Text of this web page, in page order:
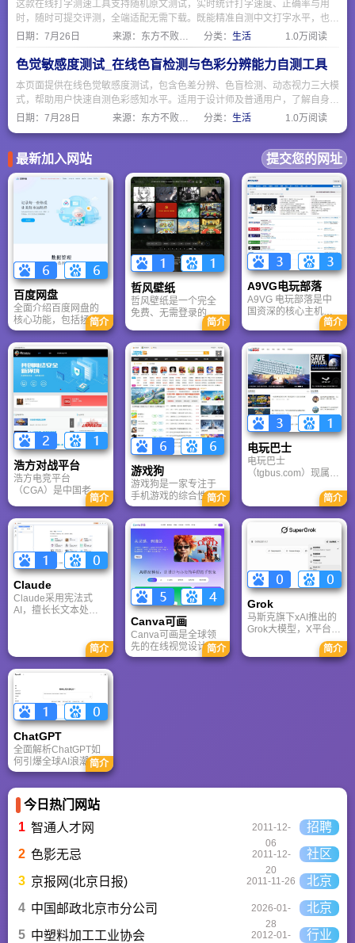
这款在线打字测速工具支持随机原文测试，实时统计打字速度、正确率与用
时，随时可提交评测，全端适配无需下载。既能精准自测中文打字水平，也可
作为日常输入训练工具，简单易用适合各类人群。
日期： 7月26日 来源：东方不败网址大全 分类： 生活 1.0万阅读
色觉敏感度测试_在线色盲检测与色彩分辨能力自测工具
本页面提供在线色觉敏感度测试，包含色差分辨、色盲检测、动态视力三大模
式，帮助用户快速自测色彩感知水平。适用于设计师及普通用户，了解自身色
觉状态，包含石原氏色盲检测图，保护视觉健康，测试结果仅供参考。
日期： 7月28日 来源：东方不败网址大全 分类： 生活 1.0万阅读
最新加入网站 提交您的网址
百度网盘
全面介绍百度网盘的
核心功能，包括拯救
手机内存、在线看视
频、AI智能做笔记与
总结长文。详细解答
数据安全性及服务器
备份机制，带你了解
GenFlow AI智能体如
何帮你高效办公与学
习。
简介
哲风壁纸
哲风壁纸是一个完全
免费、无需登录的高
清壁纸下载网站。提
供海量4K、8K超清电
脑与手机壁纸，涵盖
动漫、风景、赛博朋
克等多元风格。支持
动态壁纸与头像制
作，国内访问极速，
是美化桌面的首选平
台。
简介
A9VG电玩部落
A9VG 电玩部落是中
国资深的核心主机游
戏玩家社区。网站以
论坛为核心，提供全
面的主机游戏资讯、
攻略和资料库，覆盖
PlayStation、Xbox、
Switch 等全平台。凭
借其深厚的历史积淀
和活跃的用户群体，
A9VG 成为硬核玩家
交流心得、分享攻略
的首选平台之一。
简介
浩方对战平台
浩方电竞平台
（CGA）是中国老牌
游戏联机平台，提供
CS、War3、星际争霸
等经典游戏的稳定联
机服务。重温DOTA1
的激情岁月，找回当
年的战友。同时提供
最新CGA电竞赛事资
讯及热门页游入口，
致敬中国电竞的黄金
时代。
简介
游戏狗
游戏狗是一家专注于
手机游戏的综合性门
户网站。它致力于为
手游玩家提供最新、
最全的游戏资讯、攻
略、评测及视频等内
容，是国内较早一批
专注于移动游戏领域
的垂直媒体。
简介
电玩巴士
电玩巴士
（tgbus.com）现属于
注于解决游戏用户需
求的综合性游戏门户
网站，电玩巴士是一
个全面的综合性游戏
门户，专注于为全球
玩家提供主机、PC及
移动端游戏的全方位
资讯。
简介
Claude
Claude采用宪法式
AI，擅长长文本处理
在复杂推理、代码与
快速迭代上占优。两
者定位不同，各有千
简介
Canva可画
Canva可画是全球领
先的在线视觉设计平
台，内置AI“魔力工作
简介
Grok
马斯克旗下xAI推出的
Grok大模型，X平台实
时数据整合与多智能
体协作的核心优势。
针对其中文能力、隐
简介
ChatGPT‌
全面解析ChatGPT如
何引爆全球AI浪潮！
通俗讲解神经网络、
核心技术，带您轻松
看懂大语言模型如何
重塑未来。
简介
今日热门网站
1 智通人才网
2011-12-
06
招聘
2 色影无忌
2011-12-
20
社区
3 京报网(北京日报) 2011-11-26
北京
4 中国邮政北京市分公司
2026-01-
28
北京
5 中塑料加工工业协会
2012-01-
行业